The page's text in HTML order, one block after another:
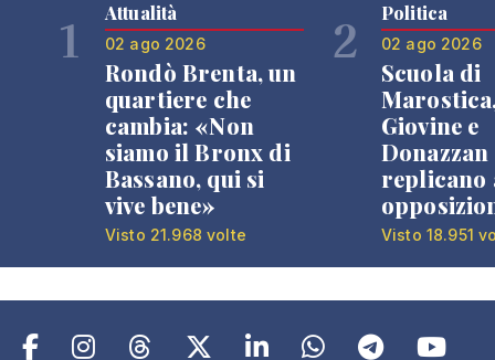
1 Attualità
02 ago 2026
Rondò Brenta, un
quartiere che
cambia: «Non
siamo il Bronx di
Bassano, qui si
vive bene»
Visto 21.968 volte
2 Politica
02 ago 2026
Scuola di
Giovine e
Donazzan
replicano
Visto 18.951